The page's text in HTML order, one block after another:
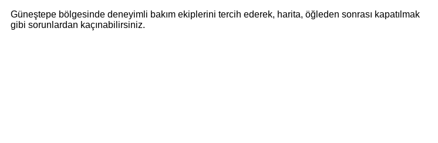
Güneştepe bölgesinde deneyimli bakım ekiplerini tercih ederek, harita, öğleden sonrası kapatılmak
gibi sorunlardan kaçınabilirsiniz.